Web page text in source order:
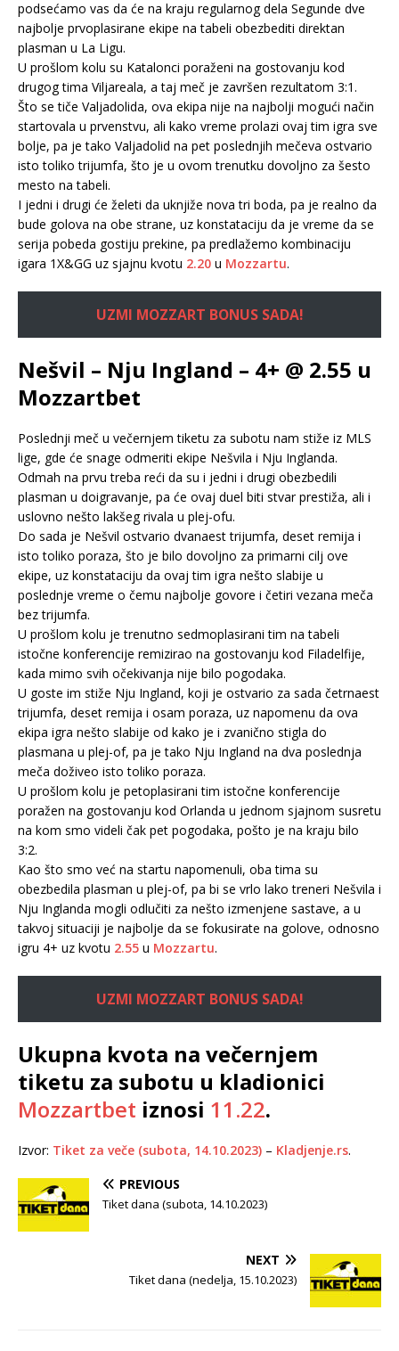
podsećamo vas da će na kraju regularnog dela Segunde dve
najbolje prvoplasirane ekipe na tabeli obezbediti direktan
plasman u La Ligu.
U prošlom kolu su Katalonci poraženi na gostovanju kod
drugog tima Viljareala, a taj meč je završen rezultatom 3:1.
Što se tiče Valjadolida, ova ekipa nije na najbolji mogući način
startovala u prvenstvu, ali kako vreme prolazi ovaj tim igra sve
bolje, pa je tako Valjadolid na pet poslednjih mečeva ostvario
isto toliko trijumfa, što je u ovom trenutku dovoljno za šesto
mesto na tabeli.
I jedni i drugi će želeti da uknjiže nova tri boda, pa je realno da
bude golova na obe strane, uz konstataciju da je vreme da se
serija pobeda gostiju prekine, pa predlažemo kombinaciju
igara 1X&GG uz sjajnu kvotu 2.20 u Mozzartu.
UZMI MOZZART BONUS SADA!
Nešvil – Nju Ingland – 4+ @ 2.55 u
Mozzartbet
Poslednji meč u večernjem tiketu za subotu nam stiže iz MLS
lige, gde će snage odmeriti ekipe Nešvila i Nju Inglanda.
Odmah na prvu treba reći da su i jedni i drugi obezbedili
plasman u doigravanje, pa će ovaj duel biti stvar prestiža, ali i
uslovno nešto lakšeg rivala u plej-ofu.
Do sada je Nešvil ostvario dvanaest trijumfa, deset remija i
isto toliko poraza, što je bilo dovoljno za primarni cilj ove
ekipe, uz konstataciju da ovaj tim igra nešto slabije u
poslednje vreme o čemu najbolje govore i četiri vezana meča
bez trijumfa.
U prošlom kolu je trenutno sedmoplasirani tim na tabeli
istočne konferencije remizirao na gostovanju kod Filadelfije,
kada mimo svih očekivanja nije bilo pogodaka.
U goste im stiže Nju Ingland, koji je ostvario za sada četrnaest
trijumfa, deset remija i osam poraza, uz napomenu da ova
ekipa igra nešto slabije od kako je i zvanično stigla do
plasmana u plej-of, pa je tako Nju Ingland na dva poslednja
meča doživeo isto toliko poraza.
U prošlom kolu je petoplasirani tim istočne konferencije
poražen na gostovanju kod Orlanda u jednom sjajnom susretu
na kom smo videli čak pet pogodaka, pošto je na kraju bilo
3:2.
Kao što smo već na startu napomenuli, oba tima su
obezbedila plasman u plej-of, pa bi se vrlo lako treneri Nešvila i
Nju Inglanda mogli odlučiti za nešto izmenjene sastave, a u
takvoj situaciji je najbolje da se fokusirate na golove, odnosno
igru 4+ uz kvotu 2.55 u Mozzartu.
UZMI MOZZART BONUS SADA!
Ukupna kvota na večernjem
tiketu za subotu u kladionici
Mozzartbet iznosi 11.22.
Izvor: Tiket za veče (subota, 14.10.2023) – Kladjenje.rs.
PREVIOUS
Tiket dana (subota, 14.10.2023)
NEXT
Tiket dana (nedelja, 15.10.2023)